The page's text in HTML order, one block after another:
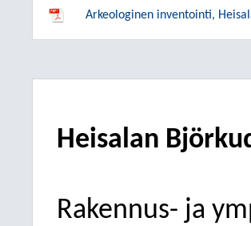
Arkeologinen inventointi,
Heisalan
Rakennus- ja